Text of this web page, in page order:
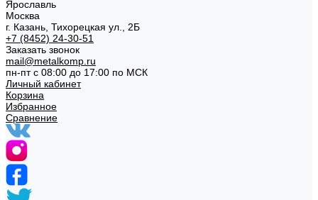
Ярославль
Москва
г. Казань, Тихорецкая ул., 2Б
+7 (8452) 24-30-51
Заказать звонок
mail@metalkomp.ru
пн-пт с 08:00 до 17:00 по МСК
Личный кабинет
Корзина
Избранное
Сравнение